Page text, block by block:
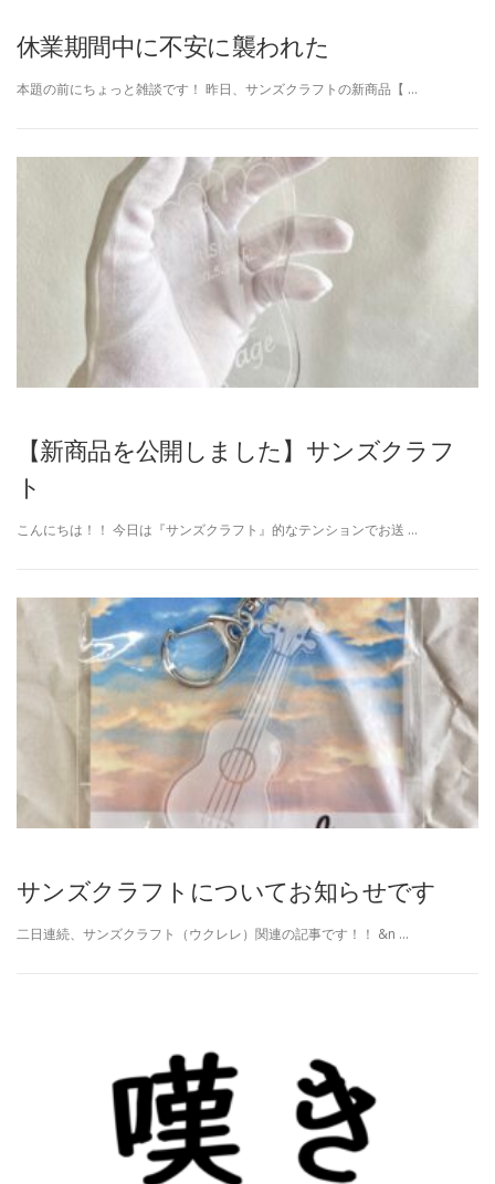
休業期間中に不安に襲われた
本題の前にちょっと雑談です！ 昨日、サンズクラフトの新商品【 …
【新商品を公開しました】サンズクラフ
ト
こんにちは！！ 今日は『サンズクラフト』的なテンションでお送 …
サンズクラフトについてお知らせです
二日連続、サンズクラフト（ウクレレ）関連の記事です！！ &n …